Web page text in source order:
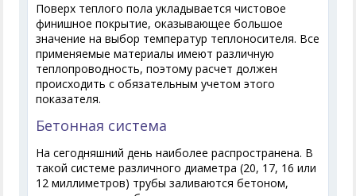
Поверх теплого пола укладывается чистовое
финишное покрытие, оказывающее большое
значение на выбор температур теплоносителя. Все
применяемые материалы имеют различную
теплопроводность, поэтому расчет должен
происходить с обязательным учетом этого
показателя.
Бетонная система
На сегодняшний день наиболее распространена. В
такой системе различного диаметра (20, 17, 16 или
12 миллиметров) трубы заливаются бетоном,